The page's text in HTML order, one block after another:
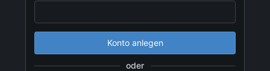
Konto anlegen
oder